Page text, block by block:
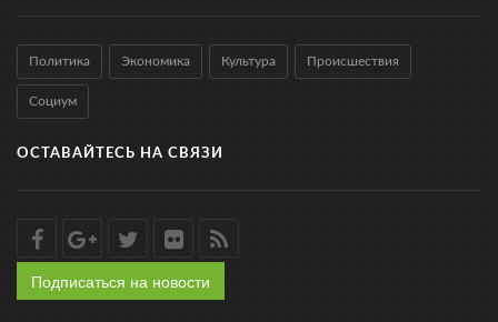
Политика Экономика Культура Происшествия
Социум
ОСТАВАЙТЕСЬ НА СВЯЗИ
Подписаться на новости